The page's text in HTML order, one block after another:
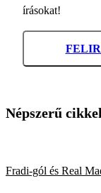
írásokat!
Népszerű
Fradi-gól és Real